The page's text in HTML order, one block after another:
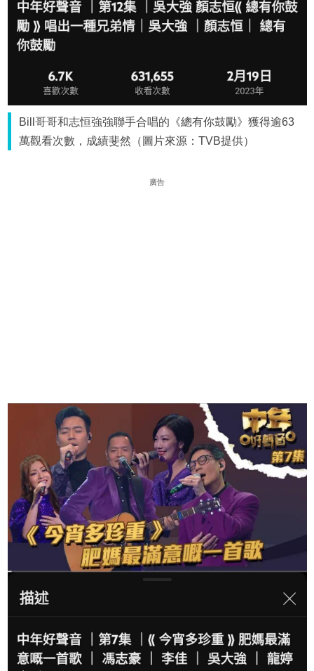
Bill哥哥和志恒強強聯手合唱的《總有你鼓勵》獲得逾63
萬觀看次數，成績斐然（圖片來源：TVB提供）
廣告